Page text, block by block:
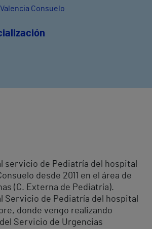
Consuelo
servicio de Pediatría del hospital
desde 2011 en el área de
(C. Externa de Pediatría).
Servicio de Pediatría del hospital
donde vengo realizando
Servicio de Urgencias